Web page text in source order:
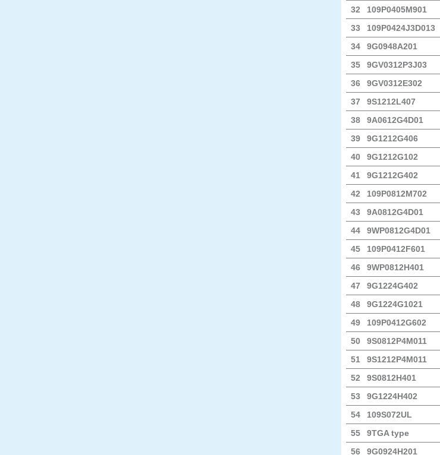
32
109P0405M901
33
109P0424J3D013
34
9G0948A201
35
9GV0312P3J03
36
9GV0312E302
37
9S1212L407
38
9A0612G4D01
39
9G1212G406
40
9G1212G102
41
9G1212G402
42
109P0812M702
43
9A0812G4D01
44
9WP0812G4D01
45
109P0412F601
46
9WP0812H401
47
9G1224G402
48
9G1224G1021
49
109P0412G602
50
9S0812P4M011
51
9S1212P4M011
52
9S0812H401
53
9G1224H402
54
109S072UL
55
9TGA type
56
9G0924H201